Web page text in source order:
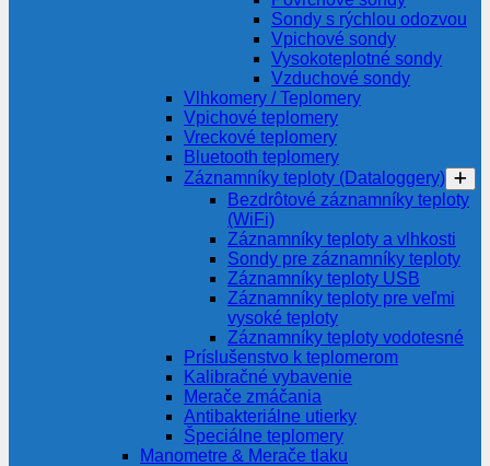
Sondy s rýchlou odozvou
Vpichové sondy
Vysokoteplotné sondy
Vzduchové sondy
Vlhkomery / Teplomery
Vpichové teplomery
Vreckové teplomery
Bluetooth teplomery
Záznamníky teploty (Dataloggery)
Bezdrôtové záznamníky teploty
(WiFi)
Záznamníky teploty a vlhkosti
Sondy pre záznamníky teploty
Záznamníky teploty USB
Záznamníky teploty pre veľmi
vysoké teploty
Záznamníky teploty vodotesné
Príslušenstvo k teplomerom
Kalibračné vybavenie
Merače zmáčania
Antibakteriálne utierky
Špeciálne teplomery
Manometre & Merače tlaku